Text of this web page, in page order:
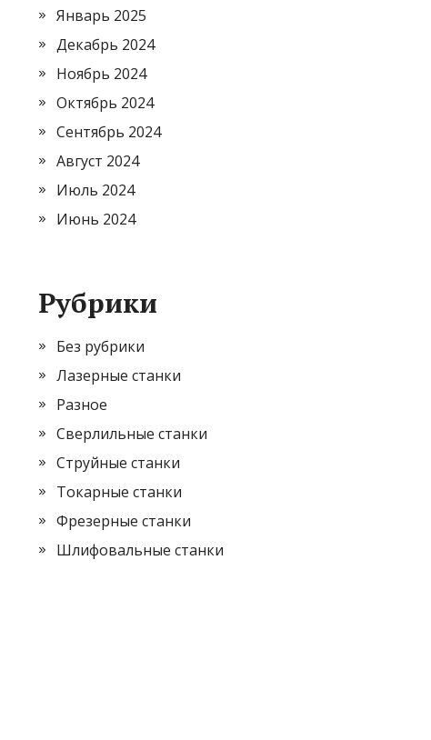
Январь 2025
Декабрь 2024
Ноябрь 2024
Октябрь 2024
Сентябрь 2024
Август 2024
Июль 2024
Июнь 2024
Рубрики
Без рубрики
Лазерные станки
Разное
Сверлильные станки
Струйные станки
Токарные станки
Фрезерные станки
Шлифовальные станки